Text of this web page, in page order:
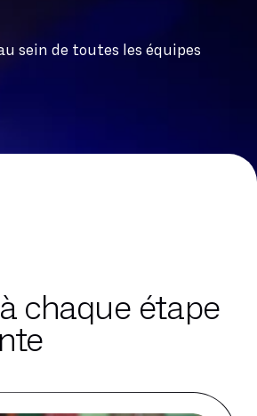
sein de toutes les équipes
chaque étape